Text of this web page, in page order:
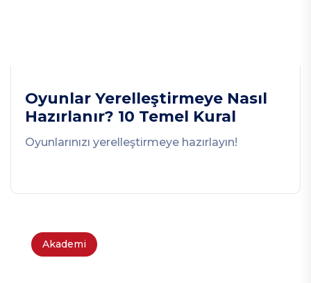
Oyunlar Yerelleştirmeye Nasıl
Hazırlanır? 10 Temel Kural
Oyunlarınızı yerelleştirmeye hazırlayın!
Akademi